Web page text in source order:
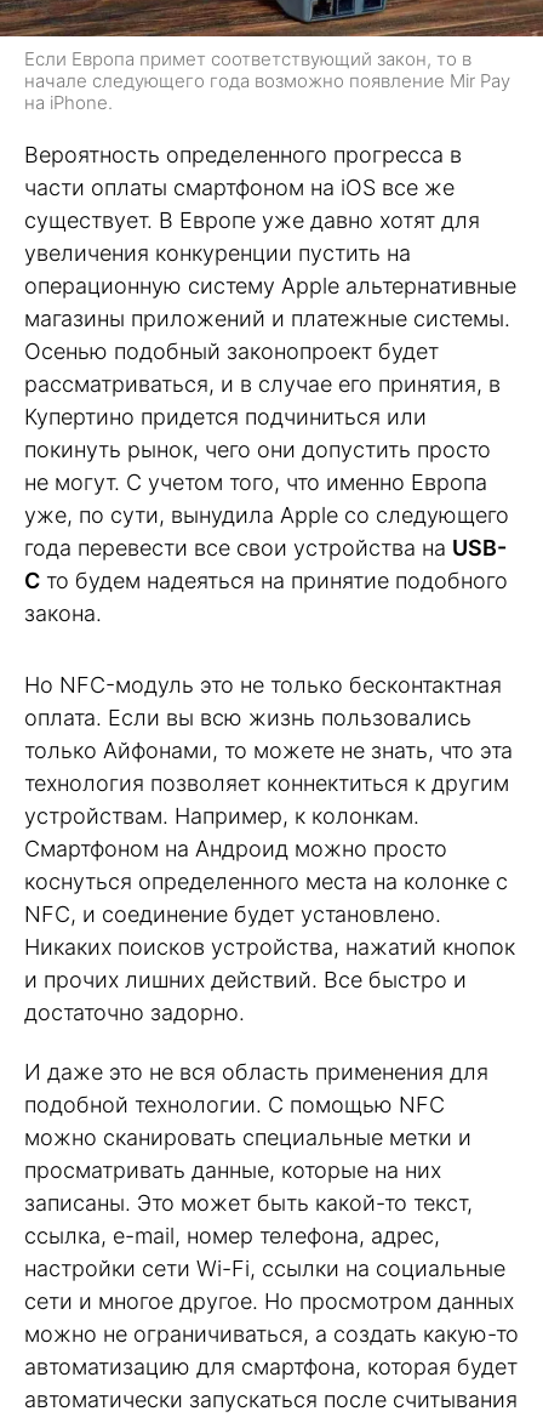
Если Европа примет соответствующий закон, то в
начале следующего года возможно появление Mir Pay
на iPhone.
Вероятность определенного прогресса в
части оплаты смартфоном на iOS все же
существует. В Европе уже давно хотят для
увеличения конкуренции пустить на
операционную систему Apple альтернативные
магазины приложений и платежные системы.
Осенью подобный законопроект будет
рассматриваться, и в случае его принятия, в
Купертино придется подчиниться или
покинуть рынок, чего они допустить просто
не могут. С учетом того, что именно Европа
уже, по сути, вынудила Apple со следующего
года перевести все свои устройства на USB-
C то будем надеяться на принятие подобного
закона.
Но NFC-модуль это не только бесконтактная
оплата. Если вы всю жизнь пользовались
только Айфонами, то можете не знать, что эта
технология позволяет коннектиться к другим
устройствам. Например, к колонкам.
Смартфоном на Андроид можно просто
коснуться определенного места на колонке с
NFC, и соединение будет установлено.
Никаких поисков устройства, нажатий кнопок
и прочих лишних действий. Все быстро и
достаточно задорно.
И даже это не вся область применения для
подобной технологии. С помощью NFC
можно сканировать специальные метки и
просматривать данные, которые на них
записаны. Это может быть какой-то текст,
ссылка, e-mail, номер телефона, адрес,
настройки сети Wi-Fi, ссылки на социальные
сети и многое другое. Но просмотром данных
можно не ограничиваться, а создать какую-то
автоматизацию для смартфона, которая будет
автоматически запускаться после считывания